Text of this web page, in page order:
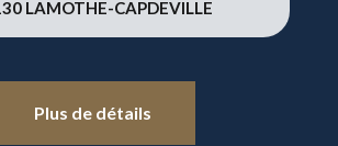
LAMOTHE-CAPDEVILLE
Plus de détails